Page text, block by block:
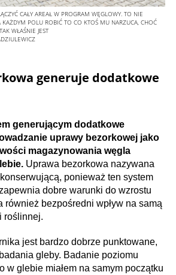
CAŁY AREAŁ W PROGRAM WĘGLOWY. TO NIE
POLU ROBIĆ TO CO KTOŚ MU NARZUCA, CHOĆ
WŁAŚNIE JEST
generuje dodatkowe
generującym dodatkowe
uprawy bezorkowej jako
magazynowania węgla
Uprawa bezorkowa nazywana
ponieważ ten system
dobre warunki do wzrostu
również bezpośredni wpływ na samą
roślinnej.
jest bardzo dobrze punktowane,
gleby. Badanie poziomu
w glebie miałem na samym początku